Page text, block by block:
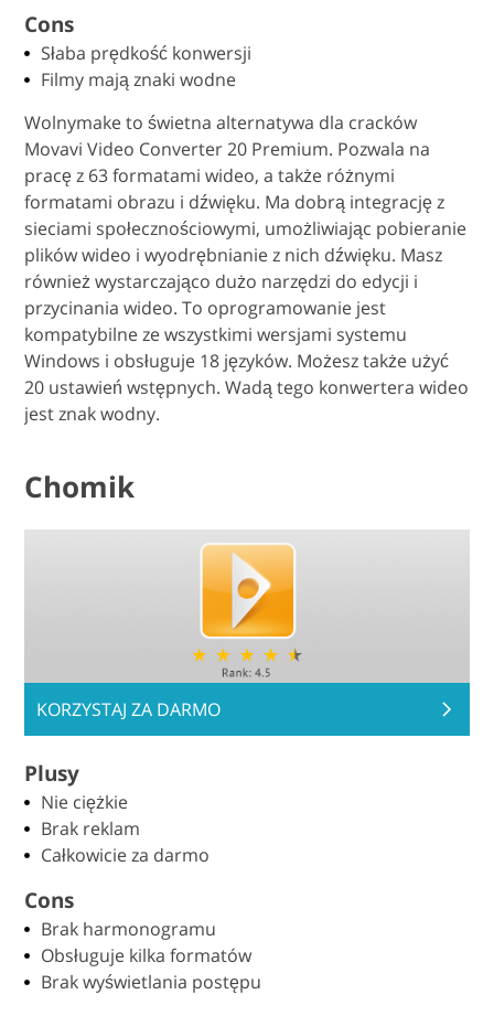
Cons
Słaba prędkość konwersji
Filmy mają znaki wodne
Wolnymake to świetna alternatywa dla cracków
Movavi Video Converter 20 Premium. Pozwala na
pracę z 63 formatami wideo, a także różnymi
formatami obrazu i dźwięku. Ma dobrą integrację z
sieciami społecznościowymi, umożliwiając pobieranie
plików wideo i wyodrębnianie z nich dźwięku. Masz
również wystarczająco dużo narzędzi do edycji i
przycinania wideo. To oprogramowanie jest
kompatybilne ze wszystkimi wersjami systemu
Windows i obsługuje 18 języków. Możesz także użyć
20 ustawień wstępnych. Wadą tego konwertera wideo
jest znak wodny.
Chomik
KORZYSTAJ ZA DARMO
Plusy
Nie ciężkie
Brak reklam
Całkowicie za darmo
Cons
Brak harmonogramu
Obsługuje kilka formatów
Brak wyświetlania postępu